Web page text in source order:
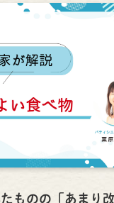
ものの「あまり